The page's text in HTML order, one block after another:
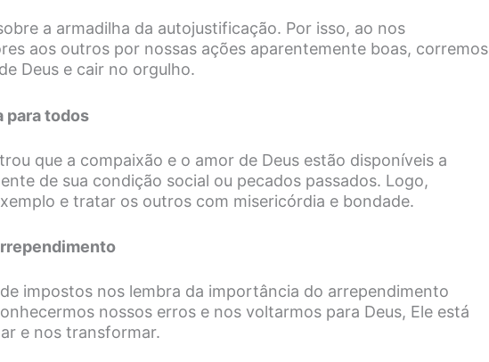
a armadilha da autojustificação. Por isso, ao nos
aos outros por nossas ações aparentemente boas, corremos
Deus e cair no orgulho.
para todos
que a compaixão e o amor de Deus estão disponíveis a
de sua condição social ou pecados passados. Logo,
e tratar os outros com misericórdia e bondade.
impostos nos lembra da importância do arrependimento
nossos erros e nos voltarmos para Deus, Ele está
e nos transformar.